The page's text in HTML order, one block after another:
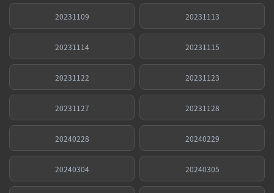
20231109 20231113
20231114 20231115
20231122 20231123
20231127 20231128
20240228 20240229
20240304 20240305